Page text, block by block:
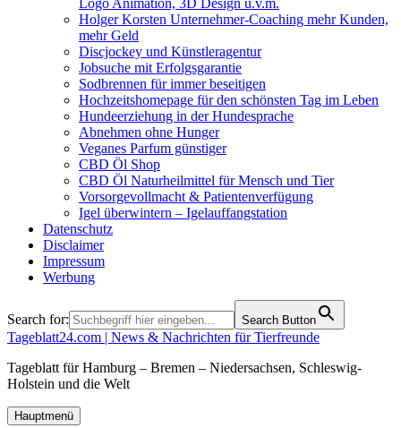
Logo Animation, 3D Design u.v.m.
Holger Korsten Unternehmer-Coaching mehr Kunden,
mehr Geld
Discjockey und Künstleragentur
Jobsuche mit Erfolgsgarantie
Sodbrennen für immer beseitigen
Hochzeitshomepage für den schönsten Tag im Leben
Hundeerziehung in der Hundesprache
Abnehmen ohne Hunger
Veganes Parfum günstiger
CBD Öl Shop
CBD Öl Naturheilmittel für Mensch und Tier
Vorsorgevollmacht & Patientenverfügung
Igel überwintern – Igelauffangstation
Datenschutz
Disclaimer
Impressum
Werbung
Search for: Search Button
Tageblatt24.com | News & Nachrichten für Tierfreunde
Tageblatt für Hamburg – Bremen – Niedersachsen, Schleswig-
Holstein und die Welt
Hauptmenü